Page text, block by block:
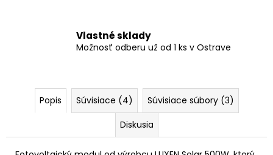
Vlastné sklady
Možnosť odberu už od 1 ks v Ostrave
Popis Súvisiace (4)
Súvisiace súbory (3)
Diskusia